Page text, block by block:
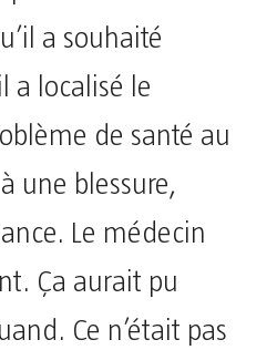
a souhaité
a localisé le
de santé au
une blessure,
Le médecin
Ça aurait pu
Ce n’était pas